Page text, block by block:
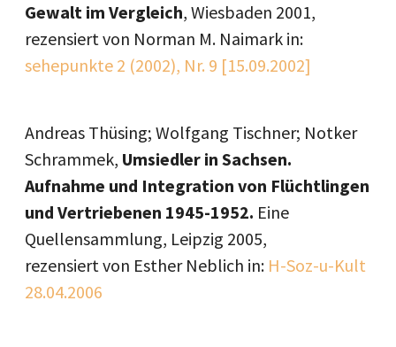
Gewalt im Vergleich, Wiesbaden 2001,
rezensiert von Norman M. Naimark in:
sehepunkte 2 (2002), Nr. 9 [15.09.2002]
Andreas Thüsing; Wolfgang Tischner; Notker
Schrammek, Umsiedler in Sachsen.
Aufnahme und Integration von Flüchtlingen
und Vertriebenen 1945-1952. Eine
Quellensammlung, Leipzig 2005,
rezensiert von Esther Neblich in: H-Soz-u-Kult
28.04.2006